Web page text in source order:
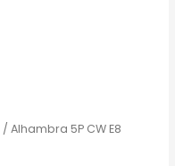
/ Alhambra 5P CW E8